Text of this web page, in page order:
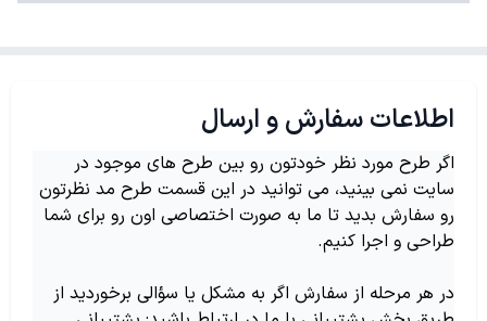
اطلاعات سفارش و ارسال
اگر طرح مورد نظر خودتون رو بین طرح های موجود در
سایت نمی بینید، می توانید در این قسمت طرح مد نظرتون
رو سفارش بدید تا ما به صورت اختصاصی اون رو برای شما
طراحی و اجرا کنیم.
در هر مرحله از سفارش اگر به مشکل یا سؤالی برخوردید از